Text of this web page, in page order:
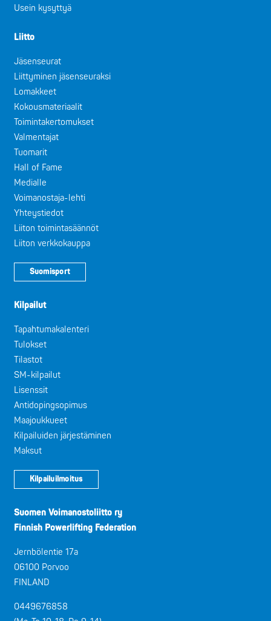
Usein kysyttyä
Liitto
Jäsenseurat
Liittyminen jäsenseuraksi
Lomakkeet
Kokousmateriaalit
Toimintakertomukset
Valmentajat
Tuomarit
Hall of Fame
Medialle
Voimanostaja-lehti
Yhteystiedot
Liiton toimintasäännöt
Liiton verkkokauppa
Suomisport
Kilpailut
Tapahtumakalenteri
Tulokset
Tilastot
SM-kilpailut
Lisenssit
Antidopingsopimus
Maajoukkueet
Kilpailuiden järjestäminen
Maksut
Kilpailuilmoitus
Suomen Voimanostoliitto ry
Finnish Powerlifting Federation
Jernbölentie 17a
06100 Porvoo
FINLAND
0449676858